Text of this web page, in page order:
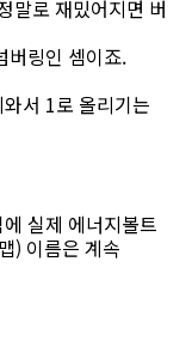
말로 재밌어지면 버
버링인 셈이죠.
서 1로 올리기는
실제 에너지볼트
) 이름은 계속